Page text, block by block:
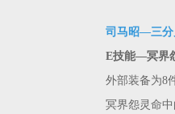
司马昭—三分
E技能—冥界
外部装备为8
冥界怨灵命